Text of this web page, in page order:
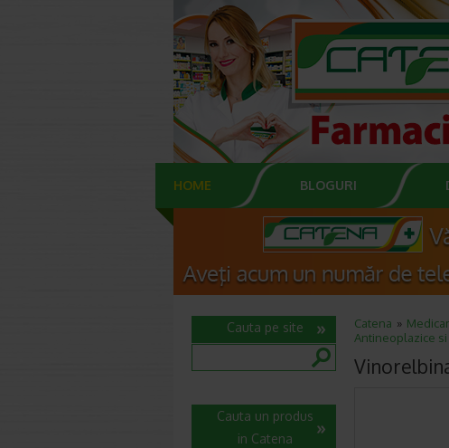
HOME BLOGURI
Catena
Antineoplazice
Cauta pe site
Cauta un produs
in Catena